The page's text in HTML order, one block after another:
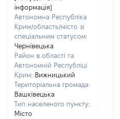
інформація]
Автономна Республіка
Крим/область/місто зі
спеціальним статусом:
Чернівецька
Район в області та
Автономній Республіці
Крим: Вижницький
Територіальна громада:
Вашківецька
Тип населеного пункту:
Місто